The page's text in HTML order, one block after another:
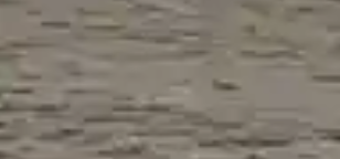
sui social